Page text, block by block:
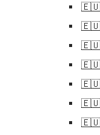
🇪🇺
🇪🇺
🇪🇺
🇪🇺
🇪🇺
🇪🇺
🇪🇺